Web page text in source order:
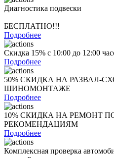
Диагностика подвески
БЕСПЛАТНО!!!
Подробнее
Скидка 15% с 10:00 до 12:00
Подробнее
50% СКИДКА НА РАЗВАЛ-
ШИНОМОНТАЖЕ
Подробнее
10% СКИДКА НА РЕМОНТ
РЕКОМЕНДАЦИЯМ
Подробнее
Комплексная проверка